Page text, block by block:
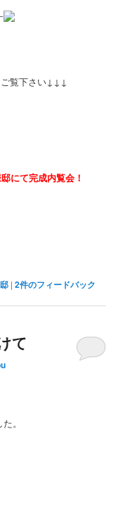
覧下さい↓↓↓
にて完成内覧会！
|2件のフィードバック
て
。